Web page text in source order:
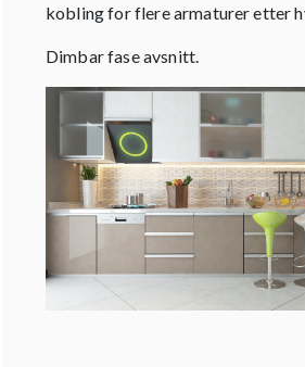
kobling for flere armaturer etter
Dimbar fase avsnitt.